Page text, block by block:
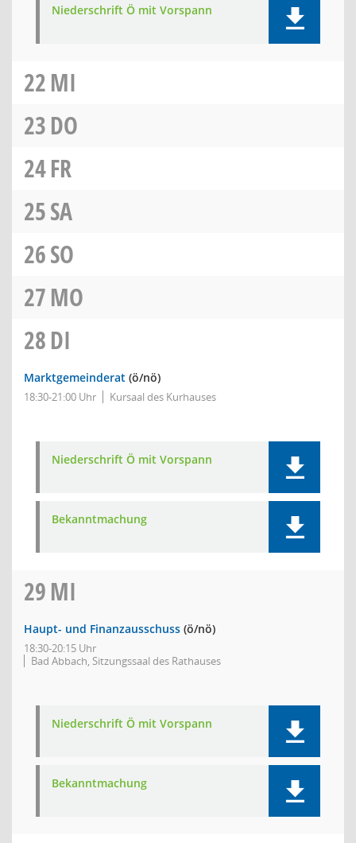
Niederschrift Ö mit Vorspann
22MI
23DO
24FR
25SA
26SO
27MO
28DI
Marktgemeinderat (ö/nö)
18:30-21:00 Uhr Kursaal des Kurhauses
Niederschrift Ö mit Vorspann
Bekanntmachung
29MI
Haupt- und Finanzausschuss (ö/nö)
18:30-20:15 Uhr
Bad Abbach, Sitzungssaal des Rathauses
Niederschrift Ö mit Vorspann
Bekanntmachung